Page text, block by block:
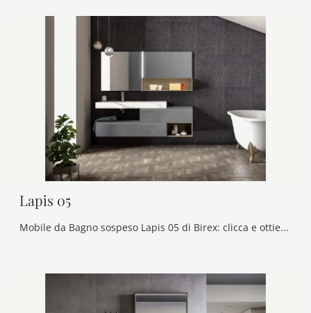
Lapis 05
Mobile da Bagno sospeso Lapis 05 di Birex: clicca e ottieni informazioni su mobili bagno sospesi in laccato opaco e elementi accessori del brand.